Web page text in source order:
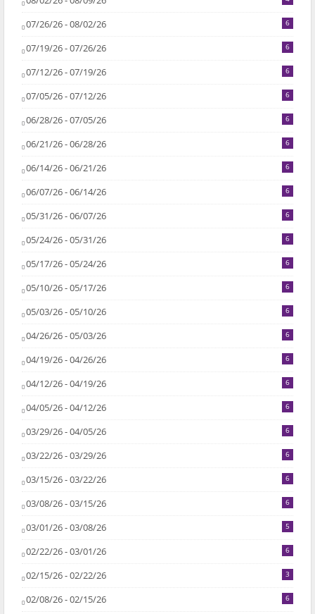
07/26/26 - 08/02/26 6
07/19/26 - 07/26/26 6
07/12/26 - 07/19/26 6
07/05/26 - 07/12/26 6
06/28/26 - 07/05/26 6
06/21/26 - 06/28/26 6
06/14/26 - 06/21/26 6
06/07/26 - 06/14/26 6
05/31/26 - 06/07/26 6
05/24/26 - 05/31/26 6
05/17/26 - 05/24/26 6
05/10/26 - 05/17/26 6
05/03/26 - 05/10/26 6
04/26/26 - 05/03/26 6
04/19/26 - 04/26/26 6
04/12/26 - 04/19/26 6
04/05/26 - 04/12/26 6
03/29/26 - 04/05/26 6
03/22/26 - 03/29/26 6
03/15/26 - 03/22/26 6
03/08/26 - 03/15/26 6
03/01/26 - 03/08/26 5
02/22/26 - 03/01/26 6
02/15/26 - 02/22/26 3
02/08/26 - 02/15/26 6